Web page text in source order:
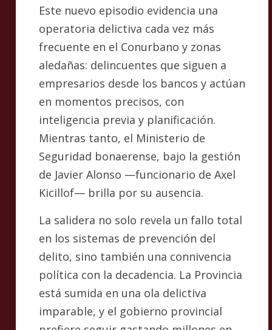
Este nuevo episodio evidencia una
operatoria delictiva cada vez más
frecuente en el Conurbano y zonas
aledañas: delincuentes que siguen a
empresarios desde los bancos y actúan
en momentos precisos, con
inteligencia previa y planificación.
Mientras tanto, el Ministerio de
Seguridad bonaerense, bajo la gestión
de Javier Alonso —funcionario de Axel
Kicillof— brilla por su ausencia.
La salidera no solo revela un fallo total
en los sistemas de prevención del
delito, sino también una connivencia
política con la decadencia. La Provincia
está sumida en una ola delictiva
imparable, y el gobierno provincial